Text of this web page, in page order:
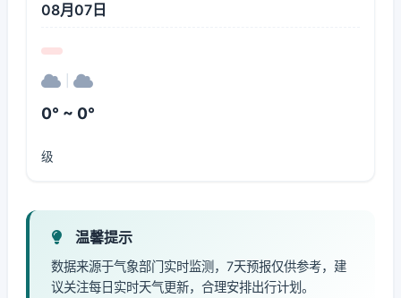
08月07日
0° ~ 0°
级
温馨提示
数据来源于气象部门实时监测，7天预报仅供参考，建
议关注每日实时天气更新，合理安排出行计划。